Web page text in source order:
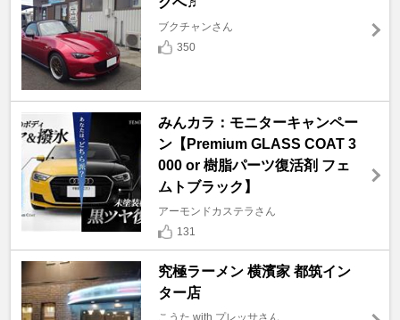
ブクチャンさん
350
みんカラ：モニターキャンペー
ン【Premium GLASS COAT 3
000 or 樹脂パーツ復活剤 フェ
ムトブラック】
アーモンドカステラさん
131
究極ラーメン 横濱家 都筑イン
ター店
こうた with プレッサさん